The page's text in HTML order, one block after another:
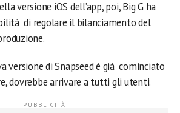
versione iOS dell’app, poi, Big G ha
di regolare il bilanciamento del
versione di Snapseed è già cominciato
dovrebbe arrivare a tutti gli utenti.